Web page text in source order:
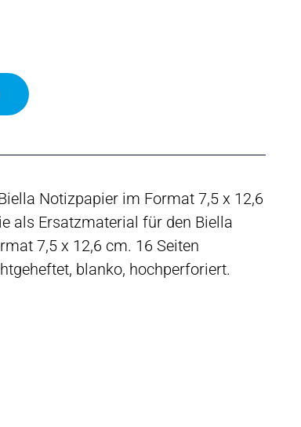
Notizpapier im Format 7,5 x 12,6
als Ersatzmaterial für den Biella
7,5 x 12,6 cm. 16 Seiten
blanko, hochperforiert.